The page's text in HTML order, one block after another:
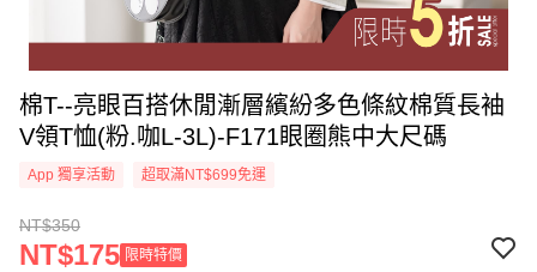
棉T--亮眼百搭休閒漸層繽紛多色條紋棉質長袖
V領T恤(粉.咖L-3L)-F171眼圈熊中大尺碼
App 獨享活動 超取滿NT$699免運
NT$350
NT$175 限時特價